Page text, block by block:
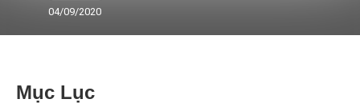
04/09/2020
Mục Lục